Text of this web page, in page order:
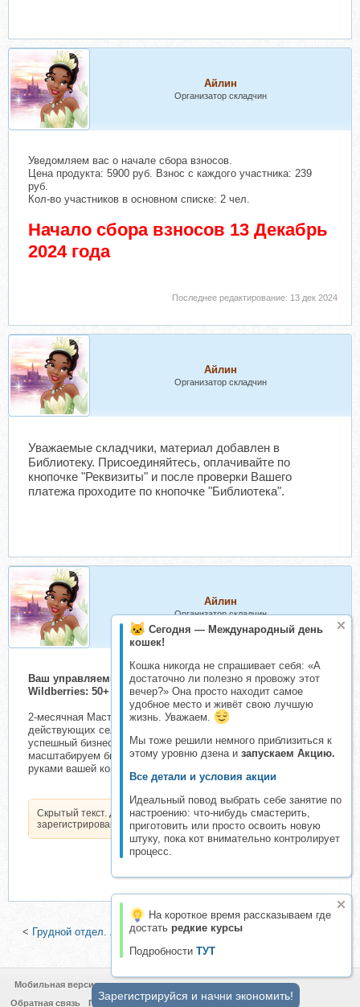
Сегодня — Международный день
кошек!
Кошка никогда не спрашивает себя: «А
достаточно ли полезно я провожу этот
вечер?» Она просто находит самое
удобное место и живёт свою лучшую
жизнь. Уважаем.
Мы тоже решили немного приблизиться к
этому уровню дзена и запускаем Акцию.
Все детали и условия акции
Идеальный повод выбрать себе занятие по
настроению: что-нибудь смастерить,
приготовить или просто освоить новую
штуку, пока кот внимательно контролирует
процесс.
На короткое время рассказываем где
достать редкие курсы
Подробности ТУТ
Айлин
Организатор складчин
Уведомляем вас о начале сбора взносов.
Цена продукта: 5900 руб. Взнос с каждого участника: 239
руб.
Кол-во участников в основном списке: 2 чел.
Начало сбора взносов 13 Декабрь
2024 года
Последнее редактирование: 13 дек 2024
Айлин
Организатор складчин
Уважаемые складчики, материал добавлен в
Библиотеку. Присоединяйтесь, оплачивайте по
кнопочке "Реквизиты" и после проверки Вашего
платежа проходите по кнопочке "Библиотека".
Айлин
Организатор складчин
Ваш управляемый бизнес на маркетплейсах. Миллион на
Wildberries: 50+ млн. в год (Павел Сабуров)
2-месячная Мастер-группа Павла Сабурова для
действующих селлеров и предпринимателей, которые хотят
успешный бизнес на маркетплейсах. Создадим и
масштабируем бизнес на маркетплейсах и сделаем х2
руками вашей команды в течение 2 месяцев.
Скрытый текст. Доступен только
зарегистрированным пользователям.
< Грудной отдел. Лопатка. Мышцы (Стас Свобода)
шея (Елена Шумилова)
Мобильная версия
Обратная связь
Политика конфиденциальности
Зарегистрируйся и начни экономить!